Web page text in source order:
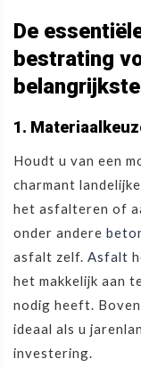
De
bestrating
1.
Houdt u van een
charmant
het asfalteren of
onder andere
asfalt zelf. Asfalt
het makkelijk aan
nodig heeft.
ideaal als u
investering.